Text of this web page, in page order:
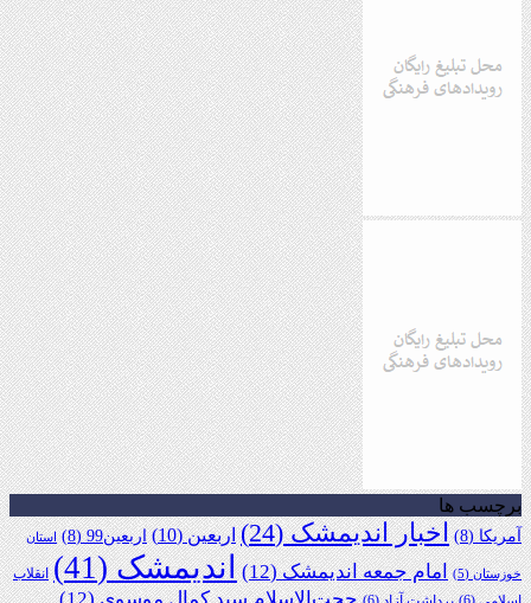
برچسب ها
آمریکا(8) اخبار اندیمشک(24) اربعین(10) اربعین99 (8) استان
خوزستان(5) امام جمعه اندیمشک(12) اندیمشک(41)
انقلاب